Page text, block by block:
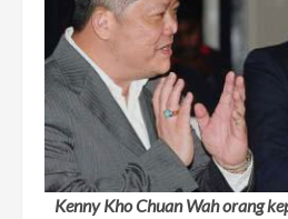
Kenny Kho Chuan Wah orang